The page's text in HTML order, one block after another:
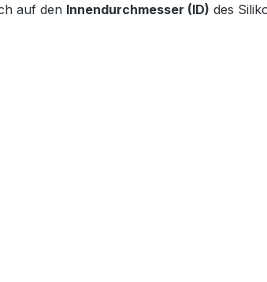
auf den Innendurchmesser (ID) des